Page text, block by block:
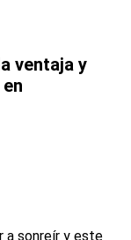
ventaja y